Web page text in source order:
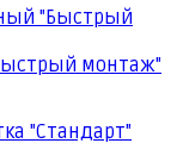
"Быстрый
монтаж"
"Стандарт"